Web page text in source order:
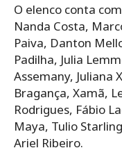
O elenco conta
Nanda Costa,
Paiva, Danton
Padilha, Julia
Assemany, Juliana
Bragança, Xamã,
Rodrigues, Fábio
Maya, Tulio
Ariel Ribeiro.